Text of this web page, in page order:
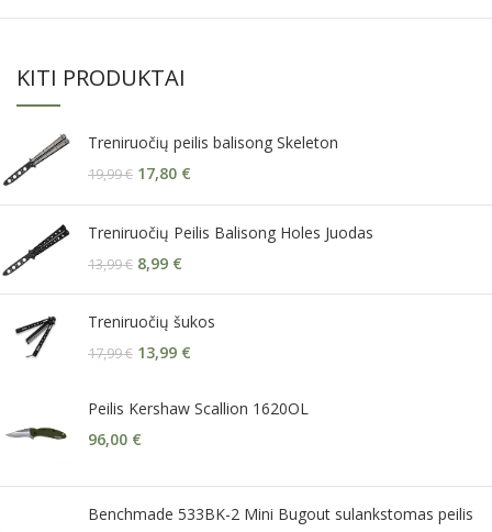
KITI PRODUKTAI
Treniruočių peilis balisong Skeleton
19,99€ 17,80 €
Treniruočių Peilis Balisong Holes Juodas
13,99€ 8,99 €
Treniruočių šukos
17,99€ 13,99 €
Peilis Kershaw Scallion 1620OL
96,00 €
Benchmade 533BK-2 Mini Bugout sulankstomas peilis